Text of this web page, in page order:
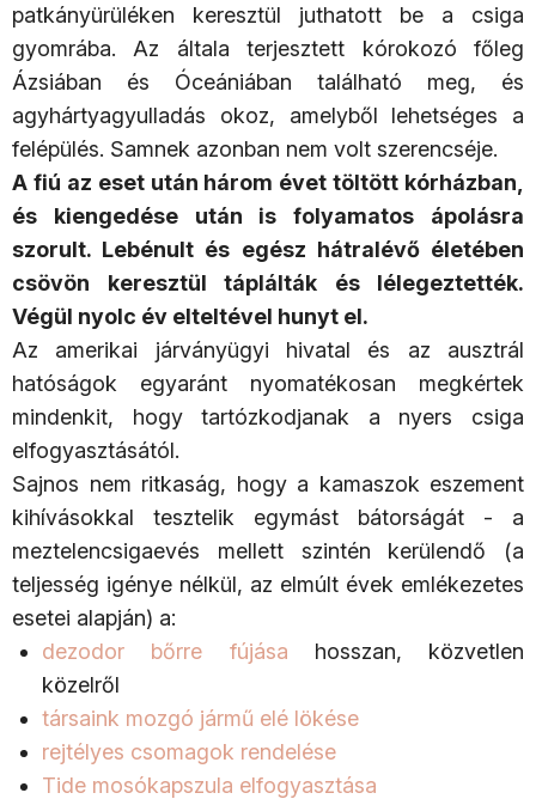
patkányürüléken keresztül juthatott be a csiga
gyomrába. Az általa terjesztett kórokozó főleg
Ázsiában és Óceániában található meg, és
agyhártyagyulladás okoz, amelyből lehetséges a
felépülés. Samnek azonban nem volt szerencséje.
A fiú az eset után három évet töltött kórházban,
és kiengedése után is folyamatos ápolásra
szorult. Lebénult és egész hátralévő életében
csövön keresztül táplálták és lélegeztették.
Végül nyolc év elteltével hunyt el.
Az amerikai járványügyi hivatal és az ausztrál
hatóságok egyaránt nyomatékosan megkértek
mindenkit, hogy tartózkodjanak a nyers csiga
elfogyasztásától.
Sajnos nem ritkaság, hogy a kamaszok eszement
kihívásokkal tesztelik egymást bátorságát - a
meztelencsigaevés mellett szintén kerülendő (a
teljesség igénye nélkül, az elmúlt évek emlékezetes
esetei alapján) a:
dezodor bőrre fújása hosszan, közvetlen
közelről
társaink mozgó jármű elé lökése
rejtélyes csomagok rendelése
Tide mosókapszula elfogyasztása